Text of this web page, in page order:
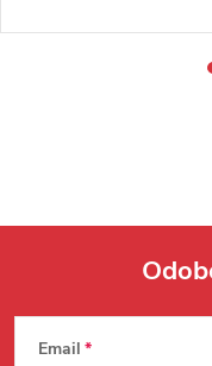
Zápätie
Email